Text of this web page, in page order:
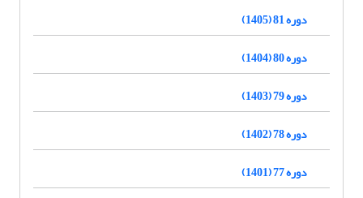
دوره 81 (1405)
دوره 80 (1404)
دوره 79 (1403)
دوره 78 (1402)
دوره 77 (1401)